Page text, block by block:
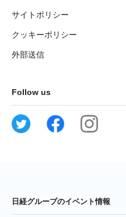
サイトポリシー
クッキーポリシー
外部送信
Follow us
日経グループのイベント情報